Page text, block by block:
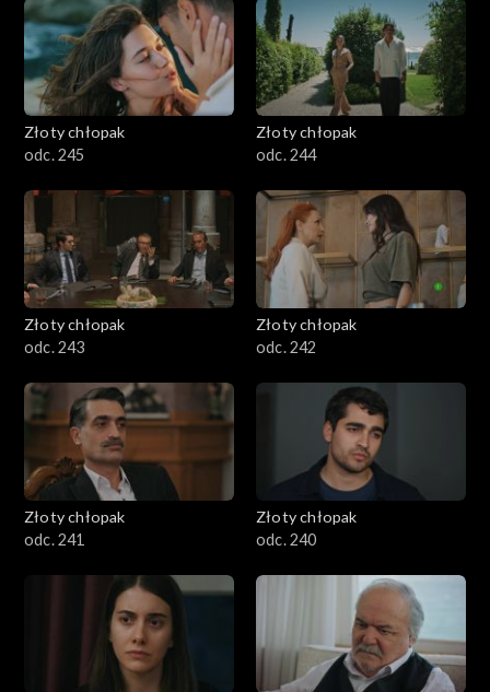
Złoty chłopak
odc. 245
Złoty chłopak
odc. 244
Złoty chłopak
odc. 243
Złoty chłopak
odc. 242
Złoty chłopak
odc. 241
Złoty chłopak
odc. 240